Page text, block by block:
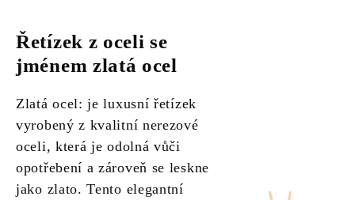
Řetízek z oceli se
jménem zlatá ocel
Zlatá ocel: je luxusní řetízek
vyrobený z kvalitní nerezové
oceli, která je odolná vůči
opotřebení a zároveň se leskne
jako zlato. Tento elegantní